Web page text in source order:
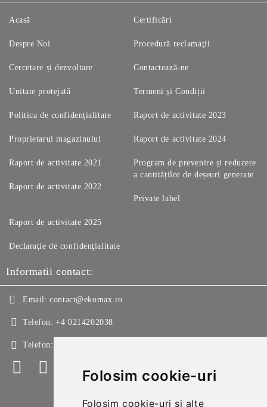
Folosim cookie-uri
Folosim cookie-uri și alte
Acasă
Despre Noi
Cercetare și dezvoltare
Unitate protejată
Certificări
Procedură reclamaţii
Contactează-ne
Termeni și Condiții
Politica de confidențialitate
Proprietarul magazinului
Raport de activitate 2021
Raport de activitate 2022
Raport de activitate 2023
Raport de activitate 2024
Program de prevenire și reducere
a cantităților de deșeuri generate
Private label
Raport de activitate 2025
Declaraţie de confidenţialitate
Informatii contact:
Email: contact@ekomax.ro
Telefon: +4 0214202038
Telefon: